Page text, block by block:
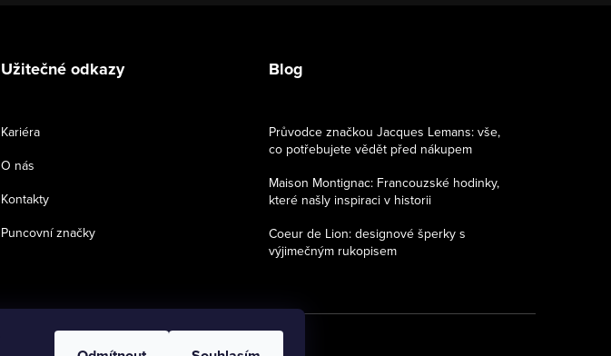
Užitečné odkazy
Kariéra
O nás
Kontakty
Puncovní značky
Blog
Průvodce značkou Jacques Lemans: vše,
co potřebujete vědět před nákupem
Maison Montignac: Francouzské hodinky,
které našly inspiraci v historii
Coeur de Lion: designové šperky s
výjimečným rukopisem